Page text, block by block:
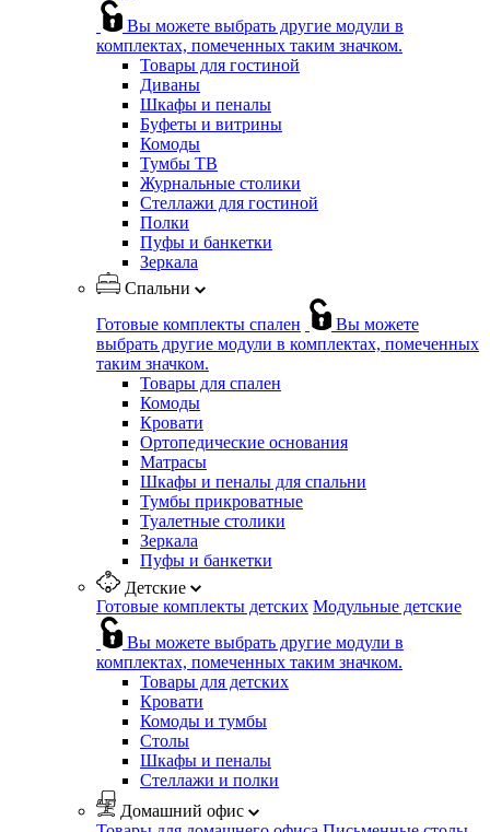
Вы можете выбрать другие модули в
комплектах, помеченных таким значком.
Товары для гостиной
Диваны
Шкафы и пеналы
Буфеты и витрины
Комоды
Тумбы ТВ
Журнальные столики
Стеллажи для гостиной
Полки
Пуфы и банкетки
Зеркала
Спальни
Готовые комплекты спален
Вы можете
выбрать другие модули в комплектах, помеченных
таким значком.
Товары для спален
Комоды
Кровати
Ортопедические основания
Матрасы
Шкафы и пеналы для спальни
Тумбы прикроватные
Туалетные столики
Зеркала
Пуфы и банкетки
Детские
Готовые комплекты детских Модульные детские
Вы можете выбрать другие модули в
комплектах, помеченных таким значком.
Товары для детских
Кровати
Комоды и тумбы
Столы
Шкафы и пеналы
Стеллажи и полки
Домашний офис